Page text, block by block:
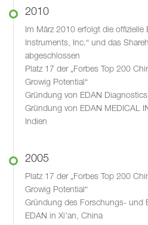
2010
Im März 2010 erfolgt die offizielle
Instruments, Inc.“ und das
abgeschlossen
Platz 17 der „Forbes Top 200
Growig Potential“
Gründung von EDAN
Gründung von EDAN MEDICAL
Indien
2005
Platz 17 der „Forbes Top 200
Growig Potential“
Gründung des Forschungs- und
EDAN in Xi'an, China